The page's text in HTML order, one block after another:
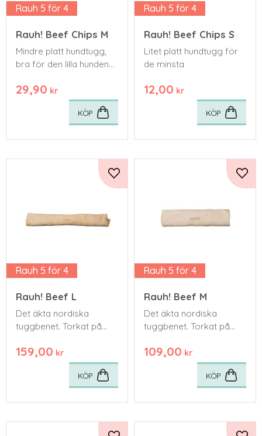
Rauh 5 för 4
Rauh! Beef Chips M
Mindre platt hundtugg,
bra för den lilla hunden
29,90 kr
KÖP
Rauh 5 för 4
Rauh! Beef Chips S
Litet platt hundtugg för
de minsta
12,00 kr
KÖP
Rauh 5 för 4
Rauh! Beef L
Det äkta nordiska
tuggbenet. Torkat på
nötskinn, utan
tillsatsämnen.
159,00 kr
Lägg till i favoriter
KÖP
Rauh 5 för 4
Rauh! Beef M
Det äkta nordiska
tuggbenet. Torkat på
nötskinn, utan
tillsatsämnen.
109,00 kr
KÖP